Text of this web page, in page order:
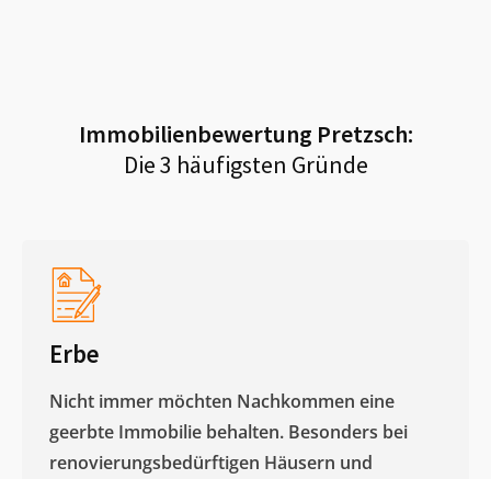
Immobilienbewertung Pretzsch:
Die 3 häufigsten Gründe
Erbe
Nicht immer möchten Nachkommen eine
geerbte Immobilie behalten. Besonders bei
renovierungsbedürftigen Häusern und